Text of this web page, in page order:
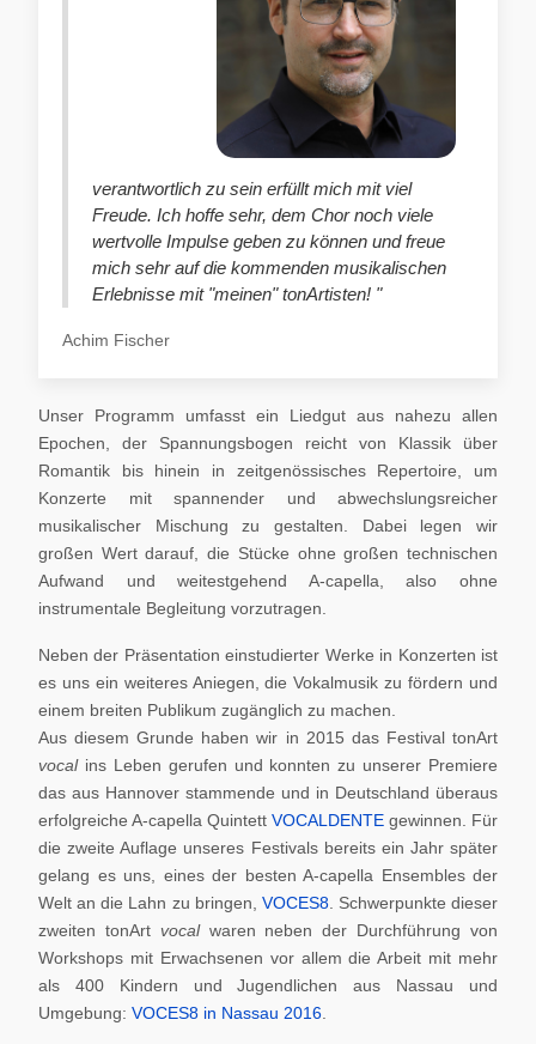
verantwortlich zu sein erfüllt mich mit viel
Freude. Ich hoffe sehr, dem Chor noch viele
wertvolle Impulse geben zu können und freue
mich sehr auf die kommenden musikalischen
Erlebnisse mit "meinen" tonArtisten! "
Achim Fischer
Unser Programm umfasst ein Liedgut aus nahezu allen
Epochen, der Spannungsbogen reicht von Klassik über
Romantik bis hinein in zeitgenössisches Repertoire, um
Konzerte mit spannender und abwechslungsreicher
musikalischer Mischung zu gestalten. Dabei legen wir
großen Wert darauf, die Stücke ohne großen technischen
Aufwand und weitestgehend A-capella, also ohne
instrumentale Begleitung vorzutragen.
Neben der Präsentation einstudierter Werke in Konzerten ist
es uns ein weiteres Aniegen, die Vokalmusik zu fördern und
einem breiten Publikum zugänglich zu machen.
Aus diesem Grunde haben wir in 2015 das Festival tonArt
vocal ins Leben gerufen und konnten zu unserer Premiere
das aus Hannover stammende und in Deutschland überaus
erfolgreiche A-capella Quintett VOCALDENTE gewinnen. Für
die zweite Auflage unseres Festivals bereits ein Jahr später
gelang es uns, eines der besten A-capella Ensembles der
Welt an die Lahn zu bringen, VOCES8. Schwerpunkte dieser
zweiten tonArt vocalwaren neben der Durchführung von
Workshops mit Erwachsenen vor allem die Arbeit mit mehr
als 400 Kindern und Jugendlichen aus Nassau und
Umgebung: VOCES8 in Nassau 2016